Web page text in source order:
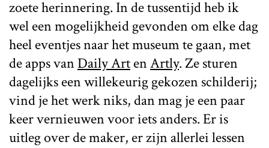
zoete herinnering. In de tussentijd heb ik
wel een mogelijkheid gevonden om elke dag
heel eventjes naar het museum te gaan, met
de apps vanDaily ArtenArtly. Ze sturen
dagelijks een willekeurig gekozen schilderij;
vind je het werk niks, dan mag je een paar
keer vernieuwen voor iets anders. Er is
uitleg over de maker, er zijn allerlei lessen